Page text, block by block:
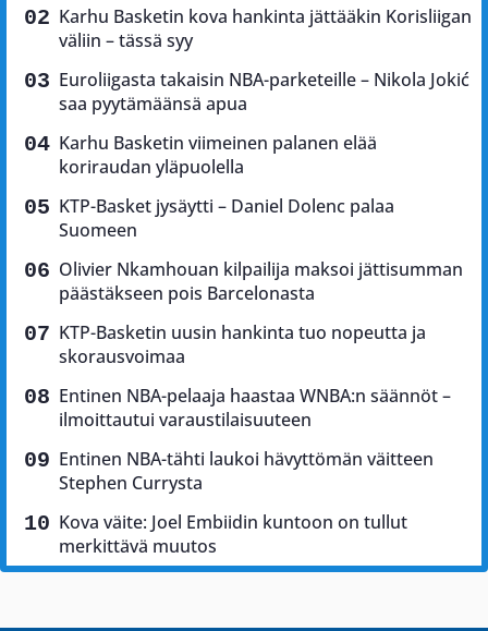
Karhu Basketin kova hankinta jättääkin Korisliigan
väliin – tässä syy
Euroliigasta takaisin NBA-parketeille – Nikola Jokić
saa pyytämäänsä apua
Karhu Basketin viimeinen palanen elää
koriraudan yläpuolella
KTP-Basket jysäytti – Daniel Dolenc palaa
Suomeen
Olivier Nkamhouan kilpailija maksoi jättisumman
päästäkseen pois Barcelonasta
KTP-Basketin uusin hankinta tuo nopeutta ja
skorausvoimaa
Entinen NBA-pelaaja haastaa WNBA:n säännöt –
ilmoittautui varaustilaisuuteen
Entinen NBA-tähti laukoi hävyttömän väitteen
Stephen Currysta
Kova väite: Joel Embiidin kuntoon on tullut
merkittävä muutos